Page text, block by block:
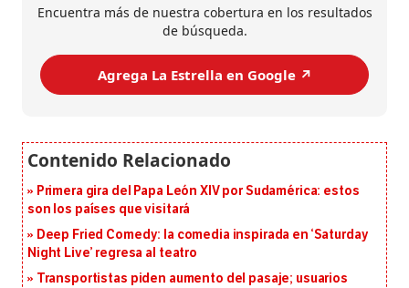
Encuentra más de nuestra cobertura en los resultados
de búsqueda.
Agrega La Estrella en Google ↗️
Primera gira del Papa León XIV por Sudamérica: estos
son los países que visitará
Deep Fried Comedy: la comedia inspirada en ‘Saturday
Night Live’ regresa al teatro
Transportistas piden aumento del pasaje; usuarios